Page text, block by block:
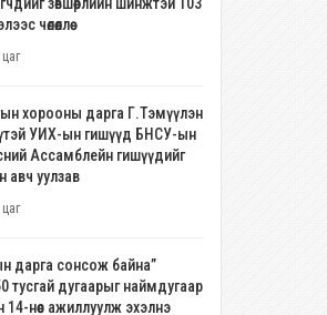
чөлөөллөө
цаг
хорооны дарга Г.Тэмүүлэн
УИХ-ын гишүүд БНСУ-ын
Ассамблейн гишүүдийг
авч уулзав
цаг
дарга сонсож байна”
тусгай дугаарыг наймдугаар
14-нөөс ажиллуулж эхэлнэ